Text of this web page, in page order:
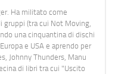
Ha militato come
gruppi (tra cui Not Moving,
una cinquantina di dischi
e USA e aprendo per
Johnny Thunders, Manu
di libri tra cui "Uscito